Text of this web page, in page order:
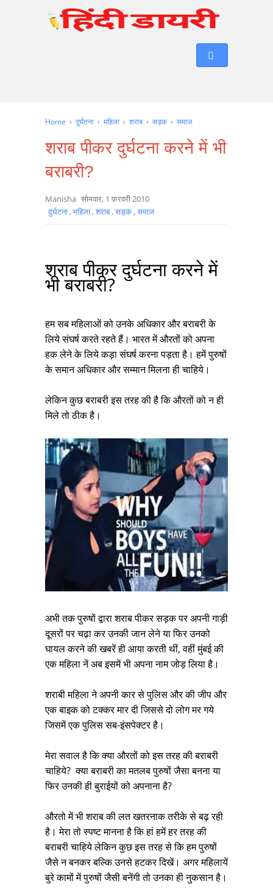
Home › दुर्घटना › महिला › शराब › सड़क › समाज
शराब पीकर दुर्घटना करने में भी
बराबरी?
Manisha सोमवार, 1 फ़रवरी 2010
दुर्घटना,महिला,शराब,सड़क,समाज
शराब पीकर दुर्घटना करने में
भी बराबरी?
हम सब महिलाओं को उनके अधिकार और बराबरी के
लिये संघर्ष करते रहते हैं। भारत में औरतों को अपना
हक लेने के लिये कड़ा संघर्ष करना पड़ता है। हमें पुरुषों
के समान अधिकार और सम्मान मिलना ही चाहिये।
लेकिन कुछ बराबरी इस तरह की है कि औरतों को न ही
मिले तो ठीक है।
अभी तक पुरुषों द्वारा शराब पीकर सड़क पर अपनी गाड़ी
दूसरों पर चढ़ा कर उनकी जान लेने या फिर उनको
घायल करने की खबरें ही आया करती थीं, वहीं मुंबई की
एक महिला नें अब इसमें भी अपना नाम जोड़ लिया है।
शराबी महिला ने अपनी कार से पुलिस और की जीप और
एक बाइक को टक्कर मार दी जिससे दो लोग मर गये
जिसमें एक पुलिस सब-इंसपेक्टर है।
मेरा सवाल है कि क्या औरतों को इस तरह की बराबरी
चाहिये? क्या बराबरी का मतलब पुरुषों जैसा बनना या
फिर उनकी ही बुराईयों को अपनाना है?
औरतो में भी शराब की लत खतरनाक तरीके से बढ़ रही
है। मेरा तो स्पष्ट मानना है कि हां हमें हर तरह की
बराबरी चाहिये लेकिन कुछ इस तरह से कि हम पुरुषों
जैसे न बनकर बल्कि उनसे हटकर दिखें। अगर महिलायें
बुरे कामों में पुरुषों जैसी बनेंगी तो उनका ही नुकसान है।